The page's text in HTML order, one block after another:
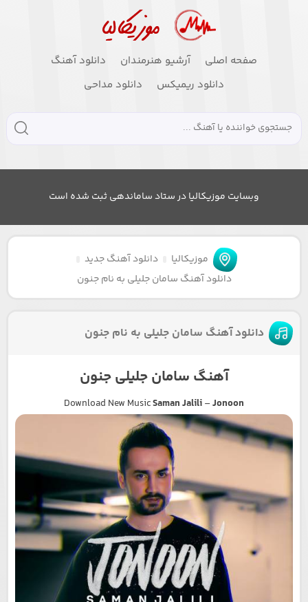
صفحه اصلی آرشیو هنرمندان
دانلود آهنگ
دانلود ریمیکس
دانلود مداحی
وبسایت موزیکالیا در ستاد ساماندهی ثبت شده است
موزیکالیا
دانلود آهنگ جدید
دانلود آهنگ سامان جلیلی به نام جنون
دانلود آهنگ سامان جلیلی به نام جنون
آهنگ سامان جلیلی جنون
Download New MusicSaman Jalili–Jonoon